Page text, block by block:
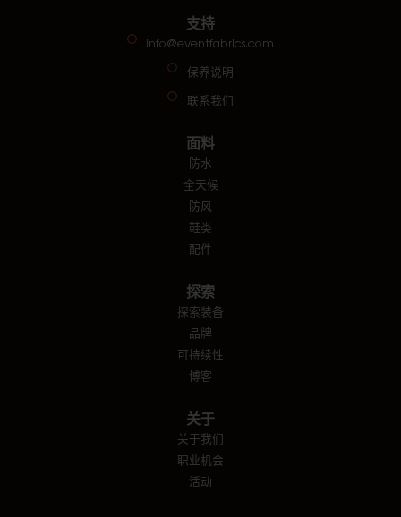
支持
info@eventfabrics.com
保养说明
联系我们
面料
防水
全天候
防风
鞋类
配件
探索
探索装备
品牌
可持续性
博客
关于
关于我们
职业机会
活动